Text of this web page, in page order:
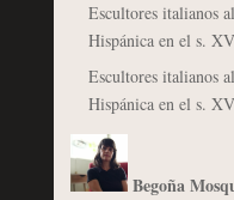
Escultores italianos
Hispánica en el s.
Escultores italianos
Hispánica en el s.
Begoña